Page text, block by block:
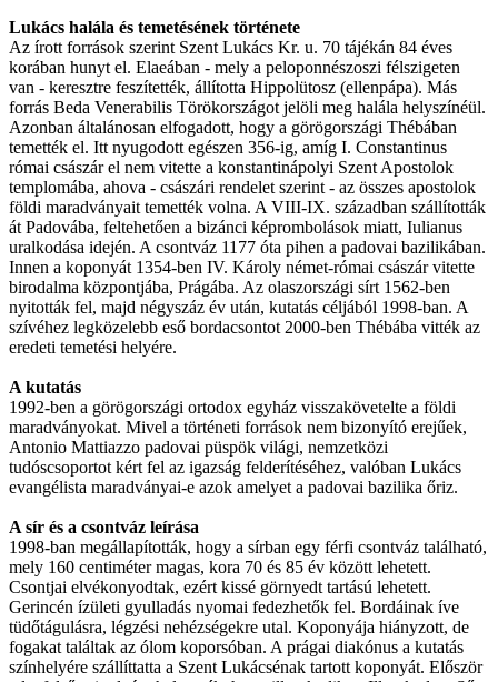
Lukács halála és temetésének története
Az írott források szerint Szent Lukács Kr. u. 70 tájékán 84 éves
korában hunyt el. Elaeában - mely a peloponnészoszi félszigeten
van - keresztre feszítették, állította Hippolütosz (ellenpápa). Más
forrás Beda Venerabilis Törökországot jelöli meg halála helyszínéül.
Azonban általánosan elfogadott, hogy a görögországi Thébában
temették el. Itt nyugodott egészen 356-ig, amíg I. Constantinus
római császár el nem vitette a konstantinápolyi Szent Apostolok
templomába, ahova - császári rendelet szerint - az összes apostolok
földi maradványait temették volna. A VIII-IX. században szállították
át Padovába, feltehetően a bizánci képrombolások miatt, Iulianus
uralkodása idején. A csontváz 1177 óta pihen a padovai bazilikában.
Innen a koponyát 1354-ben IV. Károly német-római császár vitette
birodalma központjába, Prágába. Az olaszországi sírt 1562-ben
nyitották fel, majd négyszáz év után, kutatás céljából 1998-ban. A
szívéhez legközelebb eső bordacsontot 2000-ben Thébába vitték az
eredeti temetési helyére.
A kutatás
1992-ben a görögországi ortodox egyház visszakövetelte a földi
maradványokat. Mivel a történeti források nem bizonyító erejűek,
Antonio Mattiazzo padovai püspök világi, nemzetközi
tudóscsoportot kért fel az igazság felderítéséhez, valóban Lukács
evangélista maradványai-e azok amelyet a padovai bazilika őriz.
A sír és a csontváz leírása
1998-ban megállapították, hogy a sírban egy férfi csontváz található,
mely 160 centiméter magas, kora 70 és 85 év között lehetett.
Csontjai elvékonyodtak, ezért kissé görnyedt tartású lehetett.
Gerincén ízületi gyulladás nyomai fedezhetők fel. Bordáinak íve
tüdőtágulásra, légzési nehézségekre utal. Koponyája hiányzott, de
fogakat találtak az ólom koporsóban. A prágai diakónus a kutatás
színhelyére szállíttatta a Szent Lukácsénak tartott koponyát. Először